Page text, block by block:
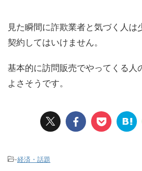
見た瞬間に詐欺業者と気づく人は
契約してはいけません。
基本的に訪問販売でやってくる人
よさそうです。
-経済・話題